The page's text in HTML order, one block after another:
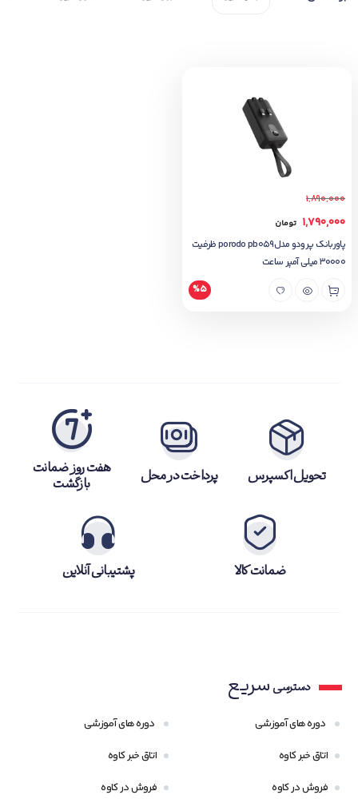
1,890,000
1,790,000 تومان
پاوربانک پرودو مدلporodo pb059 ظرفیت
30000 میلی آمپر ساعت
%5
تحویل اکسپرس پرداخت در محل هفت روز ضمانت
بازگشت
ضمانت کالا پشتیبانی آنلاین
دسترسی سریع
دوره های آموزشی
اتاق خبر کاوه
فروش در کاوه
دوره های آموزشی
اتاق خبر کاوه
فروش در کاوه